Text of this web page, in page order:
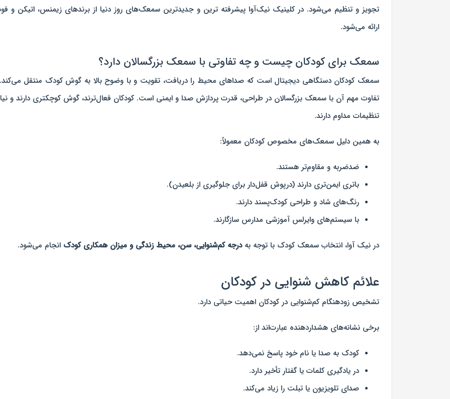
تجویز و تنظیم می‌شود. در کلینیک نیک‌آوا پیشرفته ترین و جدیدترین سمعک‌های روز دنیا از برندهای زیمنس، اتیکن و
ارائه می‌شود.
سمعک برای کودکان چیست و چه تفاوتی با سمعک بزرگسالان دارد؟
سمعک کودکان دستگاهی دیجیتال است که صداهای محیط را دریافت، تقویت و با وضوح بالا به گوش کودک منتقل می‌کند.
تفاوت مهم آن با سمعک بزرگسالان در طراحی، قدرت پردازش صدا و ایمنی است. کودکان فعال‌ترند، گوش کوچکتری دارند و
تنظیمات مداوم دارند.
به همین دلیل سمعک‌های مخصوص کودکان معمولاً:
ضدضربه و مقاوم‌تر هستند.
باتری ایمن‌تری دارند (درپوش قفل‌دار برای جلوگیری از بلعیدن).
رنگ‌های شاد و طراحی کودک‌پسند دارند.
با سیستم‌های وایرلس آموزشی مدارس سازگارند.
در نیک آوا، انتخاب سمعک کودک با توجه بهدرجه کم‌شنوایی، سن، محیط زندگی و میزان همکاری کودک انجام می‌شود.
علائم کاهش شنوایی در کودکان
تشخیص زودهنگام کم‌شنوایی در کودکان اهمیت حیاتی دارد.
برخی نشانه‌های هشداردهنده عبارت‌اند از:
کودک به صدا یا نام خود پاسخ نمی‌دهد.
در یادگیری کلمات یا گفتار تأخیر دارد.
صدای تلویزیون یا تبلت را زیاد می‌کند.